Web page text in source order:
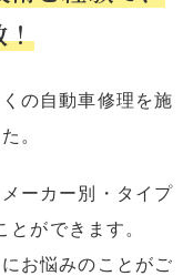
！
の自動車修理を施
。
ーカー別・タイプ
ができます。
お悩みのことがご